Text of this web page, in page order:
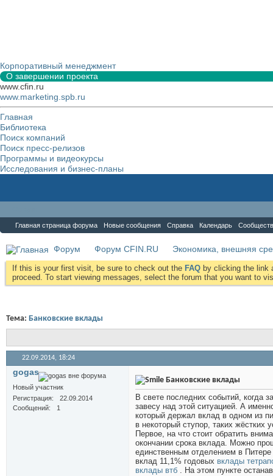
Корпоративный менеджмент
О завершении проекта
www.cfin.ru
www.marketing.spb.ru
Главная
Библиотека
Поиск компаний
Поиск пресс-релизов
Программы и видеокурсы
Исследования и бизнес-планы
Главная страница форума Новые сообщения Справка Календарь
Форум Форум CFIN.RU Экономика, внешняя
If this is your first visit, be sure to check out the FAQ by clicking the link
proceed. To start viewing messages, select the forum that you want to
Тема: Банковские вклады
22.09.2014, 18:24
gogas
Новый участник
Регистрация
22.09.2014
Сообщений
1
Банковские вклады
В свете последних событий, когда
завесу над этой ситуацией. А
который держал вклад в одном из
в некоторый ступор, таких
Первое, на что стоит обратить
окончании срока вклада. Можно
единственным отделением в
вклад 11,1% годовых вклады
вклады втб . На этом пункте